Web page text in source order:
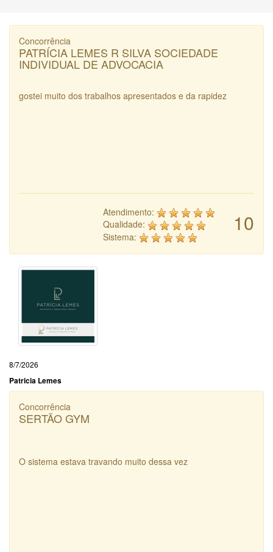
Concorrência
PATRÍCIA LEMES R SILVA SOCIEDADE
INDIVIDUAL DE ADVOCACIA
gostei muito dos trabalhos apresentados e da rapidez
10
Atendimento:
Qualidade:
Sistema:
8/7/2026
Patricia Lemes
Concorrência
SERTÃO GYM
O sistema estava travando muito dessa vez